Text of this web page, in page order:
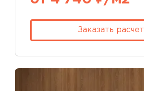
Заказать расчет